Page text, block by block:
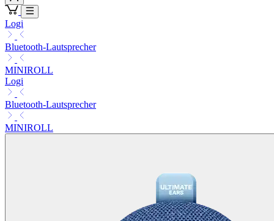
Logi
Bluetooth-Lautsprecher
MINIROLL
Logi
Bluetooth-Lautsprecher
MINIROLL